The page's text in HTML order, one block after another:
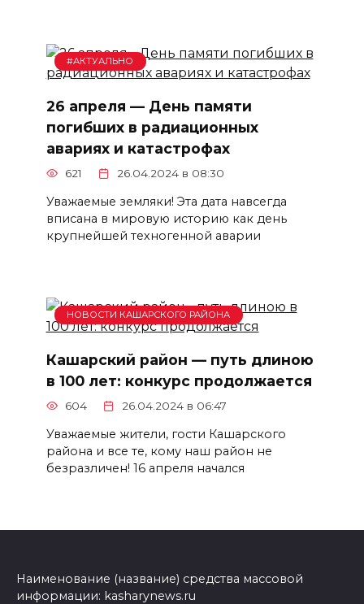
#АКТУАЛЬНО
26 апреля — День памяти
погибших в радиационных
авариях и катастрофах
621 26.04.2024 в 08:30
Уважаемые земляки! Эта дата навсегда
вписана в мировую историю как день
крупнейшей техногенной аварии
НОВОСТИ КАШАРСКОГО РАЙОНА
Кашарский район — путь длиною
в 100 лет: конкурс продолжается
604 26.04.2024 в 06:47
Уважаемые жители, гости Кашарского
района и все те, кому наш район не
безразличен! 16 апреля начался
Наименование (название) средства массовой
информации: kasharynews.ru